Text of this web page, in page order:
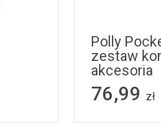
Polly
zestaw
akcesoria
76,99 zł